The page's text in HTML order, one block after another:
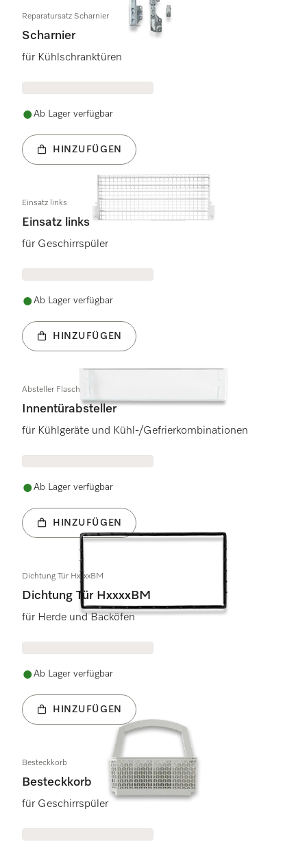
Reparatursatz Scharnier
Scharnier
für Kühlschranktüren
Ab Lager verfügbar
HINZUFÜGEN
Einsatz links
Einsatz links
für Geschirrspüler
Ab Lager verfügbar
HINZUFÜGEN
Absteller Flaschenfach
Innentürabsteller
für Kühlgeräte und Kühl-/Gefrierkombinationen
Ab Lager verfügbar
HINZUFÜGEN
Dichtung Tür HxxxxBM
Dichtung Tür HxxxxBM
für Herde und Backöfen
Ab Lager verfügbar
HINZUFÜGEN
Besteckkorb
Besteckkorb
für Geschirrspüler